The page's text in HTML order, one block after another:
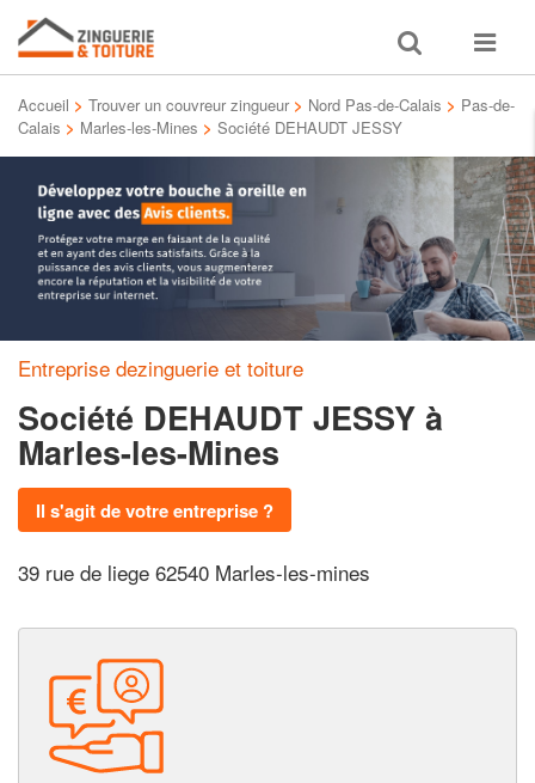
Toggle
search
Toggle
Accueil > Trouver un couvreur zingueur > Nord Pas-de-Calais > Pas-de-
Calais > Marles-les-Mines > Société DEHAUDT JESSY
Entreprise dezinguerie et toiture
Société DEHAUDT JESSY à
Marles-les-Mines
Il s'agit de votre entreprise ?
39 rue de liege 62540 Marles-les-mines